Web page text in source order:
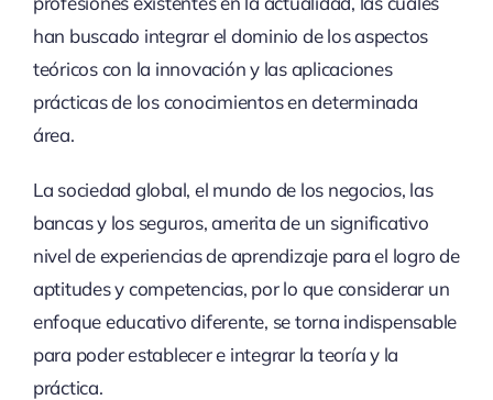
han buscado integrar el dominio de los aspectos
teóricos con la innovación y las aplicaciones
prácticas de los conocimientos en determinada
área.
La sociedad global, el mundo de los negocios, las
bancas y los seguros, amerita de un significativo
nivel de experiencias de aprendizaje para el logro de
aptitudes y competencias, por lo que considerar un
enfoque educativo diferente, se torna indispensable
para poder establecer e integrar la teoría y la
práctica.